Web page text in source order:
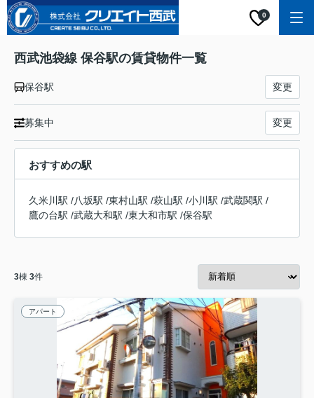
0
西武池袋線 保谷駅の賃貸物件一覧
保谷駅 変更
募集中 変更
おすすめの駅
久米川駅 /八坂駅 /東村山駅 /萩山駅 /小川駅 /武蔵関駅 /
鷹の台駅 /武蔵大和駅 /東大和市駅 /保谷駅
3棟 3件
アパート